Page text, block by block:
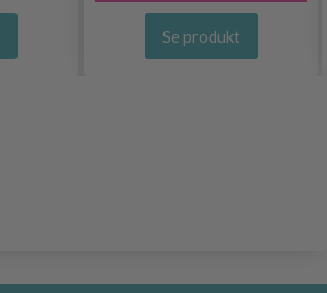
Se produkt